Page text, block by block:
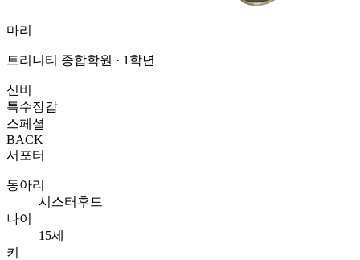
마리
트리니티 종합학원 · 1학년
신비
특수장갑
스페셜
BACK
서포터
동아리
시스터후드
나이
15세
키